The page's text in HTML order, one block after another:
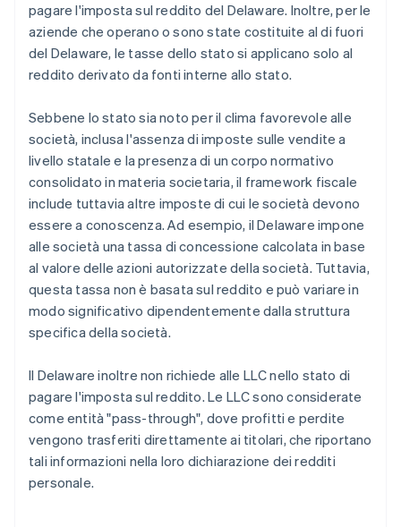
pagare l'imposta sul reddito del Delaware. Inoltre, per le
aziende che operano o sono state costituite al di fuori
del Delaware, le tasse dello stato si applicano solo al
reddito derivato da fonti interne allo stato.
Sebbene lo stato sia noto per il clima favorevole alle
società, inclusa l'assenza di imposte sulle vendite a
livello statale e la presenza di un corpo normativo
consolidato in materia societaria, il framework fiscale
include tuttavia altre imposte di cui le società devono
essere a conoscenza. Ad esempio, il Delaware impone
alle società una tassa di concessione calcolata in base
al valore delle azioni autorizzate della società. Tuttavia,
questa tassa non è basata sul reddito e può variare in
modo significativo dipendentemente dalla struttura
specifica della società.
Il Delaware inoltre non richiede alle LLC nello stato di
pagare l'imposta sul reddito. Le LLC sono considerate
come entità "pass-through", dove profitti e perdite
vengono trasferiti direttamente ai titolari, che riportano
tali informazioni nella loro dichiarazione dei redditi
personale.